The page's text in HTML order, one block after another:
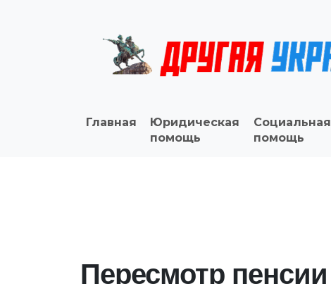
Главная
Юридическая
помощь
Социальная
помощь
Пересмотр пенсии